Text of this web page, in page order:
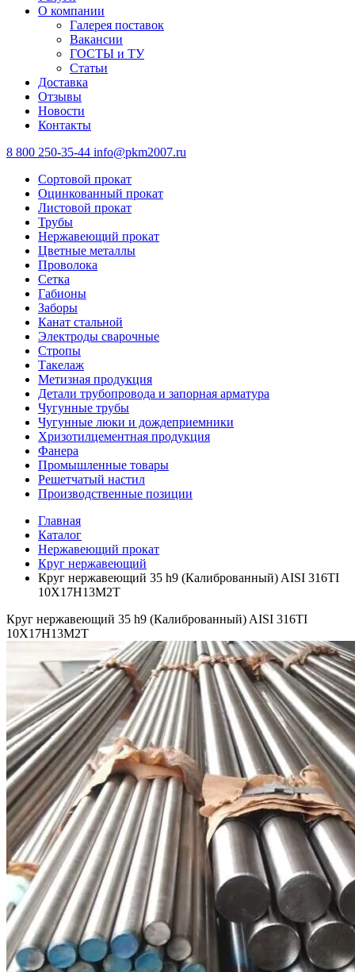
О компании
Галерея поставок
Вакансии
ГОСТЫ и ТУ
Статьи
Доставка
Отзывы
Новости
Контакты
8 800 250-35-44 info@pkm2007.ru
Сортовой прокат
Оцинкованный прокат
Листовой прокат
Трубы
Нержавеющий прокат
Цветные металлы
Проволока
Сетка
Габионы
Заборы
Канат стальной
Электроды сварочные
Стропы
Такелаж
Метизная продукция
Детали трубопровода и запорная арматура
Чугунные трубы
Чугунные люки и дождеприемники
Хризотилцементная продукция
Фанера
Промышленные товары
Решетчатый настил
Производственные позиции
Главная
Каталог
Нержавеющий прокат
Круг нержавеющий
Круг нержавеющий 35 h9 (Калиброванный) AISI 316TI
10Х17Н13М2Т
Круг нержавеющий 35 h9 (Калиброванный) AISI 316TI
10Х17Н13М2Т